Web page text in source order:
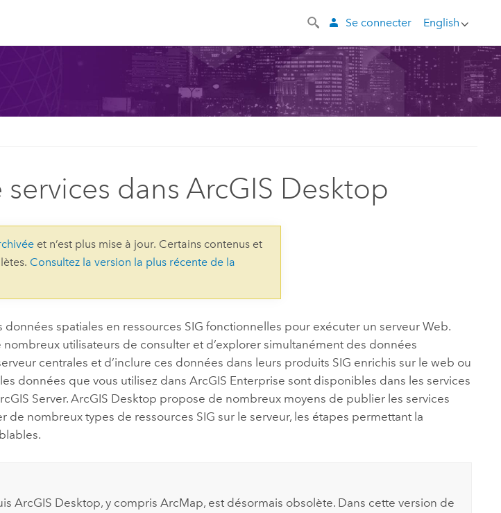
English
Se connecter
dans ArcGIS Desktop
et n’est plus mise à jour. Certains contenus et
Consultez la version la plus récente de la
données spatiales en ressources SIG fonctionnelles pour exécuter un serveur Web.
utilisateurs de consulter et d’explorer simultanément des données
centrales et d’inclure ces données dans leurs produits SIG enrichis sur le web ou
données que vous utilisez dansArcGIS Enterprise sont disponibles dans les services
Server.ArcGIS Desktop propose de nombreux moyens de publier les services
de nombreux types de ressources SIG sur le serveur, les étapes permettant la
ArcGIS Desktop, y compris ArcMap, est désormais obsolète. Dans cette version de